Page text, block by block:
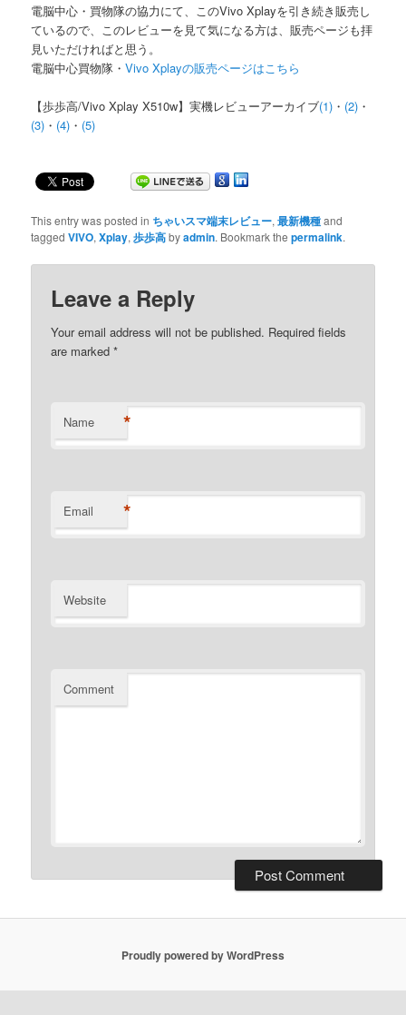
電脳中心・買物隊の協力にて、このVivo Xplayを引き続き販売し
ているので、このレビューを見て気になる方は、販売ページも拝
見いただければと思う。
電脳中心買物隊・Vivo Xplayの販売ページはこちら
【歩歩高/Vivo Xplay X510w】実機レビューアーカイブ(1) ・ (2) ・
(3) ・ (4) ・ (5)
This entry was posted in ちゃいスマ端末レビュー,最新機種and
taggedVIVO,Xplay,歩歩高byadmin. Bookmark thepermalink.
Leave a Reply
Your email address will not be published. Required fields
are marked*
Name *
Email *
Website
Comment
Proudly powered by WordPress